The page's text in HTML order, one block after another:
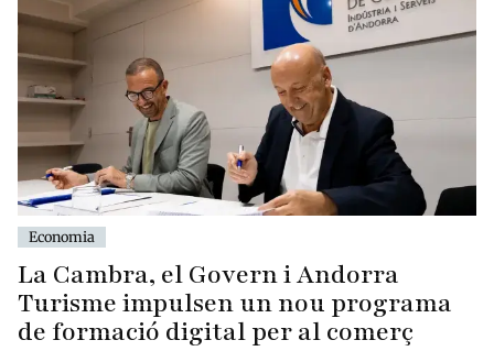
Economia
La Cambra, el Govern i Andorra
Turisme impulsen un nou programa
de formació digital per al comerç